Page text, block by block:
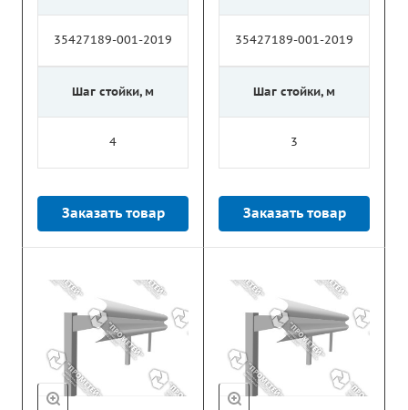
35427189-001-2019
Шаг стойки, м
4
Заказать товар
35427189-001-2019
Шаг стойки, м
3
Заказать товар